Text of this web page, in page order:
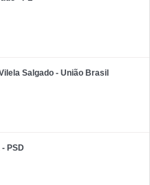
Salgado - União Brasil
PSD